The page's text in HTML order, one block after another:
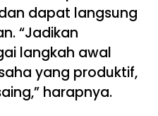
dapat langsung
“Jadikan
langkah awal
yang produktif,
harapnya.